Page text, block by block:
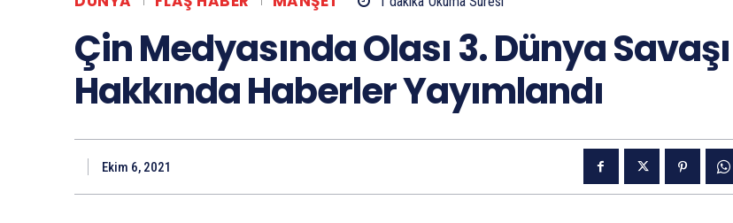
Çin Medyasında Olası 3. Dünya Savaşı
Hakkında Haberler Yayımlandı
Ekim 6, 2021